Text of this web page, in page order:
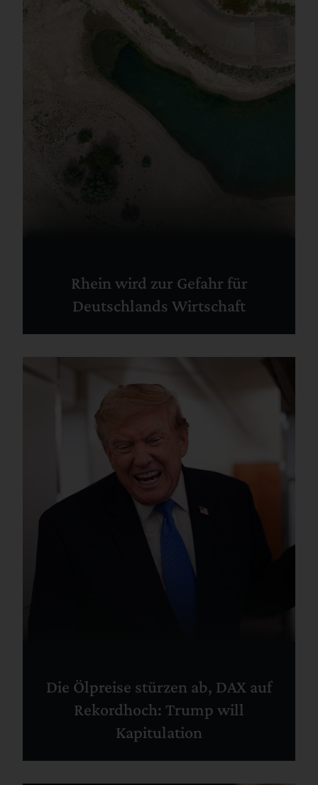
Rhein wird zur Gefahr für
Deutschlands Wirtschaft
Die Ölpreise stürzen ab, DAX auf
Rekordhoch: Trump will
Kapitulation